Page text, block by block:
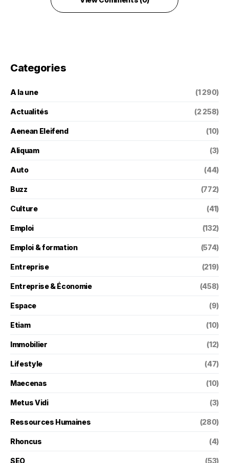
Categories
A la une (1 290)
Actualités (2 258)
Aenean Eleifend (10)
Aliquam (3)
Auto (44)
Buzz (772)
Culture (41)
Emploi (132)
Emploi & formation (574)
Entreprise (219)
Entreprise & Économie (458)
Espace (9)
Etiam (10)
Immobilier (12)
Lifestyle (47)
Maecenas (10)
Metus Vidi (3)
Ressources Humaines (280)
Rhoncus (4)
SEO (53)